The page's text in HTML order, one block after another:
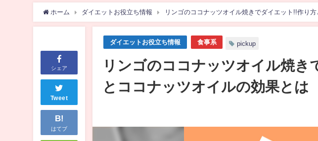
ホーム ダイエットお役立ち情報 リンゴのココナッツオイル焼きでダイエット!!作り
シェア
Tweet
B!
はてブ
ダイエットお役立ち情報 食事系 pickup
リンゴのココナッツオイル焼き
とココナッツオイルの効果とは